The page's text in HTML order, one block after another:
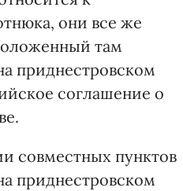
они все же
там
приднестровском
соглашение о
совместных пунктов
приднестровском